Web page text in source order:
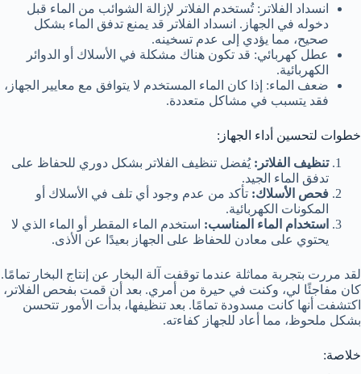
انسداد الفلاتر: تُستخدم الفلاتر لإزالة الشوائب من الماء قبل
دخوله في الجهاز. انسداد الفلاتر قد يمنع تدفق الماء بشكل
صحيح، مما يؤدي إلى عدم تسخينه.
عطل كهربائي: قد تكون هناك مشكلة في الأسلاك أو الدوائر
الكهربائية.
ضعف الماء: إذا كان الماء المستخدم لا يتوافق مع معايير الجهاز،
فقد يتسبب في مشاكل متعددة.
خطوات لتحسين أداء الجهاز:
تنظيف الفلاتر: يُفضل تنظيف الفلاتر بشكل دوري للحفاظ على
تدفق الماء الجيد.
فحص الأسلاك: تأكد من عدم وجود أي تلف في الأسلاك أو
المكونات الكهربائية.
استخدام الماء المناسب: استخدم الماء المقطر أو الماء الذي لا
يحتوي على معادن للحفاظ على الجهاز بعيدًا عن الأذى.
لقد مررت بتجربة مماثلة عندما توقفت آلة البخار عن إنتاج البخار تمامًا.
كان مفاجئًا لي، وكنت في حيرة من أمري. بعد أن قمت بفحص الفلاتر،
اكتشفت أنها كانت مسدودة تمامًا. بعد تنظيفها، بدأت الأمور تتحسن
بشكل ملحوظ، مما أعاد للجهاز كفاءته.
خلاصة: